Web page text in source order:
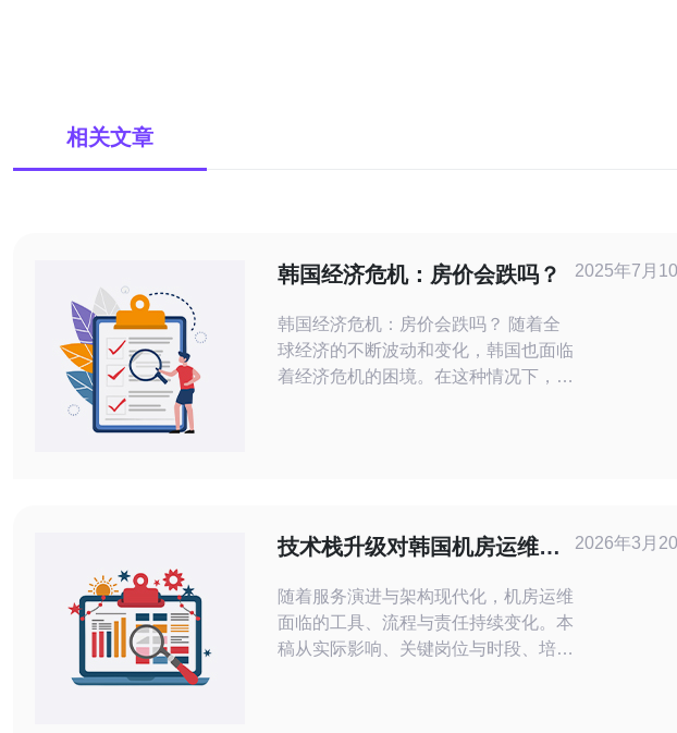
相关文章
韩国经济危机：房价会跌吗？
韩国经济危机：房价会跌吗？ 随着全
球经济的不断波动和变化，韩国也面临
着经济危机的困境。在这种情况下，人
来走势也备受关注。 韩国经济危机可
能会对房价产生一
2025年7月
技术栈升级对韩国机房运维值
随着服务演进与架构现代化，机房运维
面临的工具、流程与责任持续变化。本
稿从实际影响、关键岗位与时段、培训
2026年3月